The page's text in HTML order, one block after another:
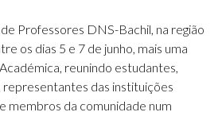
Professores DNS-Bachil, na região
os dias 5 e 7 de junho, mais uma
reunindo estudantes,
das instituições
membros da comunidade num